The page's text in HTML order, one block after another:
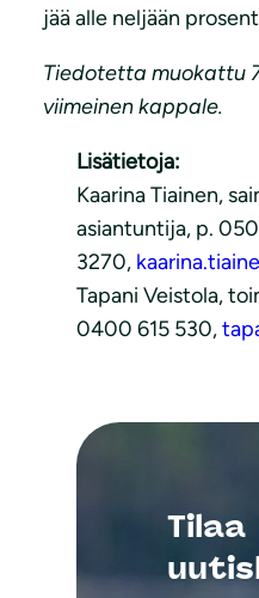
jää alle neljään
Tiedotetta muokattu
viimeinen kappale.
Lisätietoja:
Kaarina Tiainen,
asiantuntija, p.
3270,
Tapani Veistola,
0400 615 530,
Tilaa